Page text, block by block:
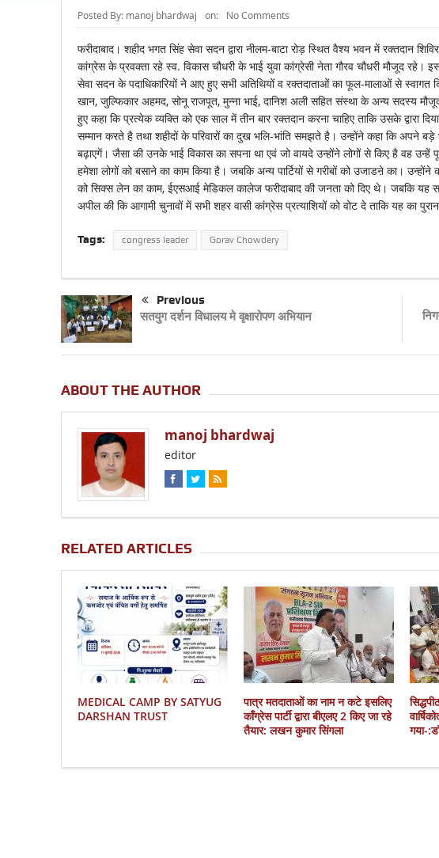
Posted By: manoj bhardwaj on: No Comments
फरीदाबाद। शहीद भगत सिंह सेवा सदन द्वारा नीलम-बाटा रोड़ स्थित वैश्य भवन में रक्तदान
कांग्रेस के प्रवक्ता रहे स्व. विकास चौधरी के भाई युवा कांग्रेसी नेता गौरव चौधरी मौजूद
सेवा सदन के पदाधिकारियों नेे आए हुए सभी अतिथियों व रक्तदाताओं का फूल-मालाओं से
खान, जुल्फिकार अहमद, सोनू राजपूत, मुन्ना भाई, दानिश अली सहित संस्था के अन्य सदस्य
हुए कहा कि प्रत्येक व्यक्ति को एक साल में तीन बार रक्तदान करना चाहिए ताकि उसके
सम्मान करते है तथा शहीदों के परिवारों का दुख भलि-भांति समझते है। उन्होंने कहा कि अपने बड़े
बढ़ाएगें। जैसा की उनके भाई विकास का सपना था एवं जो वायदे उन्होंने लोगों से किए है वह
हमेशा लोगों को बसाने का काम किया है। जबकि अन्य पार्टियों से गरीबों को उजाडऩे का। उन्होंने
को सिक्स लेन का काम, ईएसआई मेडिकल कालेज फरीदाबाद की जनता को दिए थे। जबकि यह
अपील की कि आगामी चुनावों में सभी शहर वासी कांग्रेस प्रत्याशियों को वोट दे ताकि यह का
Tags: congress leader Gorav Chowdery
Previous
सतयुग दर्शन विधालय मे वृक्षारोपण अभियान
ABOUT THE AUTHOR
manoj bhardwaj
editor
RELATED ARTICLES
MEDICAL CAMP BY SATYUG
DARSHAN TRUST
पात्र मतदाताओं का नाम न कटे इसलिए
काँग्रेस पार्टी द्वारा बीएलए 2 किए जा रहे
तैयार: लखन कुमार सिंगला
गया-